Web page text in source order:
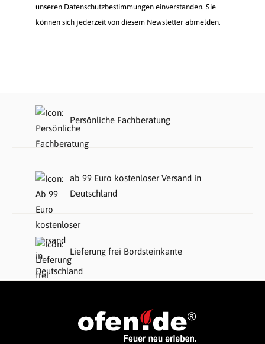
unseren Datenschutzbestimmungen einverstanden. Sie
können sich jederzeit von diesem Newsletter abmelden.
Persönliche Fachberatung
ab 99 Euro kostenloser Versand in
Deutschland
Lieferung frei Bordsteinkante